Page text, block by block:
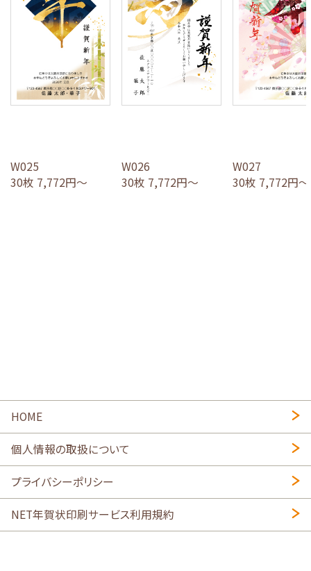
W025
30枚 7,772円～
W026
30枚 7,772円～
W027
30枚 7,772円～
HOME
個人情報の取扱について
プライバシーポリシー
NET年賀状印刷サービス利用規約